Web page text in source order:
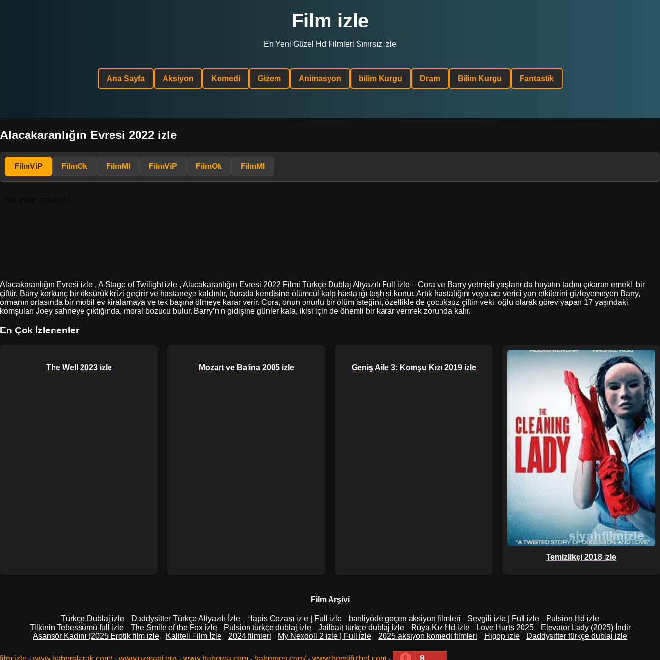
Film izle
En Yeni Güzel Hd Filmleri Sınırsız izle
Ana Sayfa Aksiyon Komedi Gizem Animasyon bilim Kurgu Dram Bilim Kurgu Fantastik
Alacakaranlığın Evresi 2022 izle
FilmViP FilmOk FilmMl FilmViP FilmOk FilmMl
Alacakaranlığın Evresi izle , A Stage of Twilight izle , Alacakaranlığın Evresi 2022 Filmi Türkçe Dublaj Altyazılı Full izle – Cora ve Barry yetmişli yaşlarında hayatın tadını çıkaran emekli bir
çifttir. Barry korkunç bir öksürük krizi geçirir ve hastaneye kaldırılır, burada kendisine ölümcül kalp hastalığı teşhisi konur. Artık hastalığını veya acı verici yan etkilerini gizleyemeyen Barry,
ormanın ortasında bir mobil ev kiralamaya ve tek başına ölmeye karar verir. Cora, onun onurlu bir ölüm isteğini, özellikle de çocuksuz çiftin vekil oğlu olarak görev yapan 17 yaşındaki
komşuları Joey sahneye çıktığında, moral bozucu bulur. Barry’nin gidişine günler kala, ikisi için de önemli bir karar vermek zorunda kalır.
En Çok İzlenenler
The Well 2023 izle Mozart ve Balina 2005 izle Geniş Aile 3: Komşu Kızı 2019 izle
Temizlikçi 2018 izle
Film Arşivi
Türkçe Dublaj izle Daddysitter Türkçe Altyazılı İzle Hapis Cezası izle | Full izle banliyöde geçen aksiyon filmleri Sevgili izle | Full izle
Pulsion Hd izle
Tilkinin Tebessümü full izle
The Smile of the Fox izle Pulsion türkçe dublaj izle Jailbait türkçe dublaj izle Rüya Kız Hd izle Love Hurts 2025
Elevator Lady (2025) İndir
Asansör Kadını (2025 Erotik film izle
Kaliteli Film İzle 2024 filmleri My Nexdoll 2 izle | Full izle 2025 aksiyon komedi filmleri Higop izle Daddysitter türkçe dublaj izle
film izle - www.haberolarak.com/- www.uzmani.org - www.haberea.com - haberpes.com/- www.hepsifutbol.com - 8